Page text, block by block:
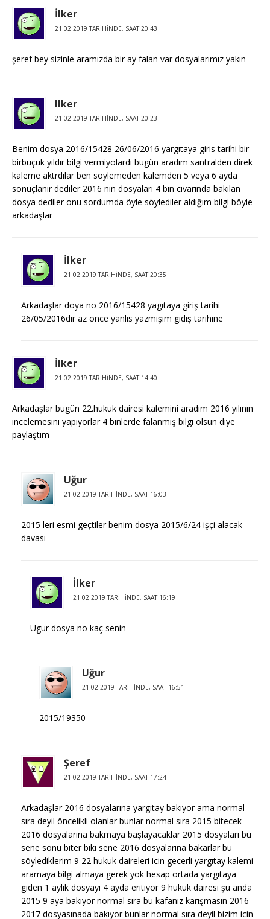
İlker
21.02.2019 TARIHINDE, SAAT 20:43
şeref bey sizinle aramızda bir ay falan var dosyalarımız yakın
Ilker
21.02.2019 TARIHINDE, SAAT 20:23
Benim dosya 2016/15428 26/06/2016 yargıtaya giris tarihi bir
birbuçuk yıldır bilgi vermiyolardı bugün aradım santralden direk
kaleme aktrdılar ben söylemeden kalemden 5 veya 6 ayda
sonuçlanır dediler 2016 nın dosyaları 4 bin civarında bakılan
dosya dediler onu sordumda öyle söylediler aldığım bilgi böyle
arkadaşlar
İlker
21.02.2019 TARIHINDE, SAAT 20:35
Arkadaşlar doya no 2016/15428 yagıtaya giriş tarihi
26/05/2016dır az önce yanlıs yazmışım gidiş tarihine
İlker
21.02.2019 TARIHINDE, SAAT 14:40
Arkadaşlar bugün 22.hukuk dairesi kalemini aradım 2016 yılının
incelemesini yapıyorlar 4 binlerde falanmış bilgi olsun diye
paylaştım
Uğur
21.02.2019 TARIHINDE, SAAT 16:03
2015 leri esmi geçtiler benim dosya 2015/6/24 işçi alacak
davası
İlker
21.02.2019 TARIHINDE, SAAT 16:19
Ugur dosya no kaç senin
Uğur
21.02.2019 TARIHINDE, SAAT 16:51
2015/19350
Şeref
21.02.2019 TARIHINDE, SAAT 17:24
Arkadaşlar 2016 dosyalarına yargıtay bakıyor ama normal
sıra deyil öncelikli olanlar bunlar normal sıra 2015 bitecek
2016 dosyalarına bakmaya başlayacaklar 2015 dosyaları bu
sene sonu biter biki sene 2016 dosyalarına bakarlar bu
söylediklerim 9 22 hukuk daireleri icin gecerli yargıtay kalemi
aramaya bilgi almaya gerek yok hesap ortada yargıtaya
giden 1 aylık dosyayı 4 ayda eritiyor 9 hukuk dairesi şu anda
2015 9 aya bakıyor normal sıra bu kafanız karışmasın 2016
2017 dosyasınada bakıyor bunlar normal sıra deyil bizim icin